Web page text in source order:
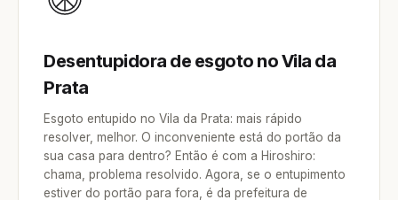
Desentupidora de esgoto no Vila da
Prata
Esgoto entupido no Vila da Prata: mais rápido
resolver, melhor. O inconveniente está do portão da
sua casa para dentro? Então é com a Hiroshiro:
chama, problema resolvido. Agora, se o entupimento
estiver do portão para fora, é da prefeitura de